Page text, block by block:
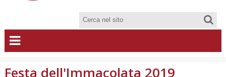
Festa dell'Immacolata 2019